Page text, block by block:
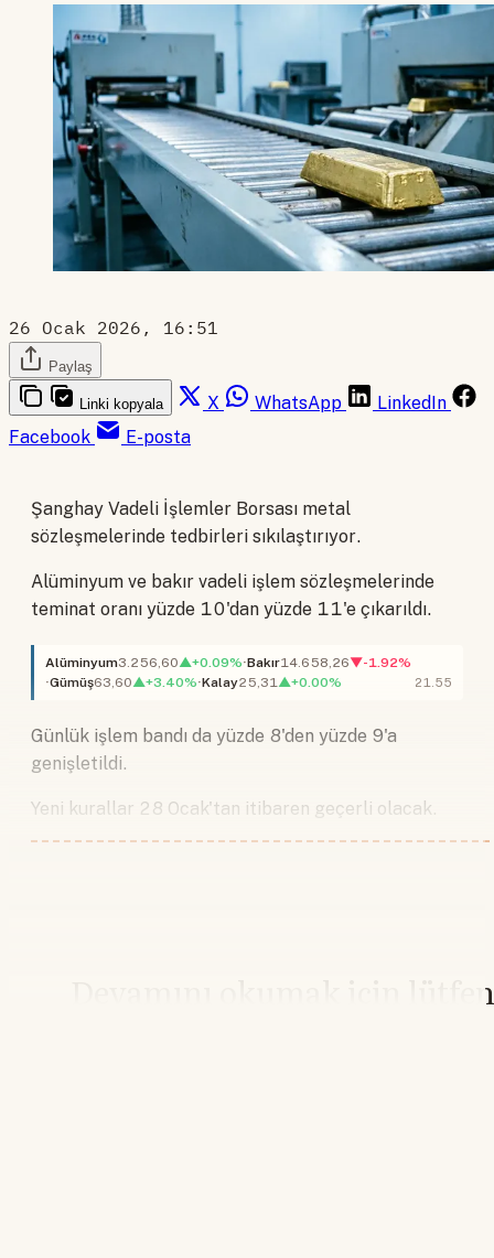
26 Ocak 2026, 16:51
Paylaş
Linki kopyala X WhatsApp
LinkedIn
Facebook
E-posta
Şanghay Vadeli İşlemler Borsası metal
sözleşmelerinde tedbirleri sıkılaştırıyor.
Alüminyum ve bakır vadeli işlem sözleşmelerinde
teminat oranı yüzde 10'dan yüzde 11'e çıkarıldı.
Alüminyum3.256,60▲+0.09% Bakır14.658,26▼-1.92%
Gümüş63,60▲+3.40% Kalay25,31▲+0.00% 21.55
Günlük işlem bandı da yüzde 8'den yüzde 9'a
genişletildi.
Yeni kurallar 28 Ocak'tan itibaren geçerli olacak.
Devamını okumak için lütfen